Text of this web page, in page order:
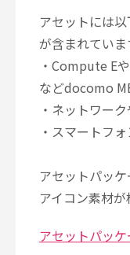
アセットには
が含まれていま
・Compute E
などdocomo
・ネットワー
・スマートフ
アセットパッ
アイコン素材が
アセットパッ